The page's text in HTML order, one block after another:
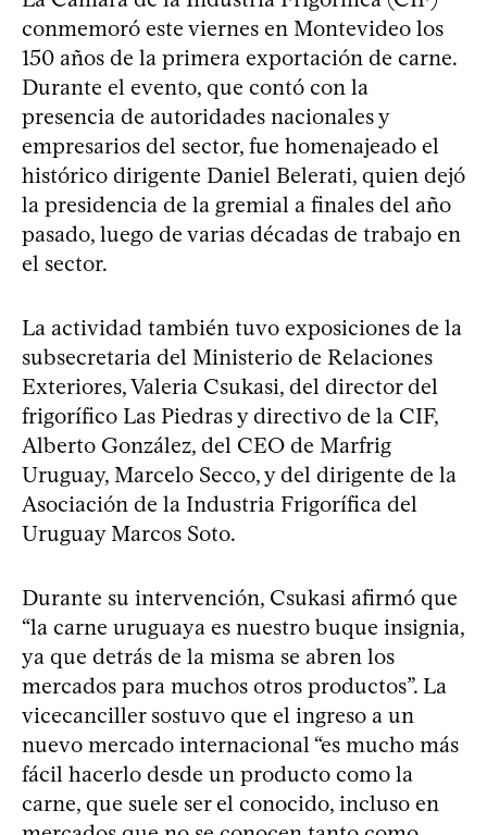
conmemoró este viernes en Montevideo los
150 años de la primera exportación de carne.
Durante el evento, que contó con la
presencia de autoridades nacionales y
empresarios del sector, fue homenajeado el
histórico dirigente Daniel Belerati, quien dejó
la presidencia de la gremial a finales del año
pasado, luego de varias décadas de trabajo en
el sector.
La actividad también tuvo exposiciones de la
subsecretaria del Ministerio de Relaciones
Exteriores, Valeria Csukasi, del director del
frigorífico Las Piedras y directivo de la CIF,
Alberto González, del CEO de Marfrig
Uruguay, Marcelo Secco, y del dirigente de la
Asociación de la Industria Frigorífica del
Uruguay Marcos Soto.
Durante su intervención, Csukasi afirmó que
“la carne uruguaya es nuestro buque insignia,
ya que detrás de la misma se abren los
mercados para muchos otros productos”. La
vicecanciller sostuvo que el ingreso a un
nuevo mercado internacional “es mucho más
fácil hacerlo desde un producto como la
carne, que suele ser el conocido, incluso en